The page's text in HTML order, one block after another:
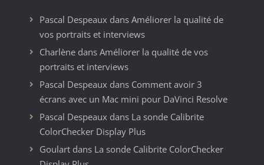
Pascal Despeaux dans Améliorer la qualité de
vos portraits et interviews
Charlènedans Améliorer la qualité de vos
portraits et interviews
Pascal Despeaux dans Comment avoir 3
écrans avec un Mac mini pour DaVinci Resolve
Pascal Despeaux dans La sonde Calibrite
ColorChecker Display Plus
Goulartdans La sonde Calibrite ColorChecker